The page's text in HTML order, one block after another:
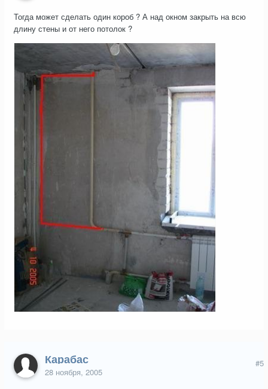
Тогда может сделать один короб ? А над окном закрыть на всю
длину стены и от него потолок ?
Карабас
28 ноября, 2005
#5